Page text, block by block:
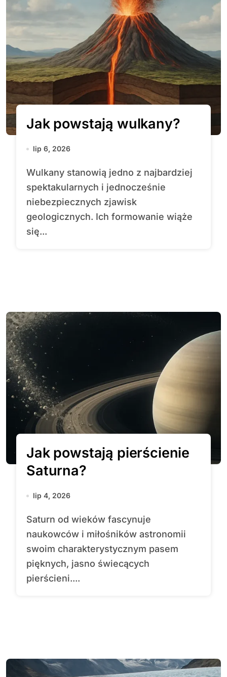
Jak powstają wulkany?
lip 6, 2026
Wulkany stanowią jedno z najbardziej
spektakularnych i jednocześnie
niebezpiecznych zjawisk
geologicznych. Ich formowanie wiąże
się...
Jak powstają pierścienie
Saturna?
lip 4, 2026
Saturn od wieków fascynuje
naukowców i miłośników astronomii
swoim charakterystycznym pasem
pięknych, jasno świecących
pierścieni....